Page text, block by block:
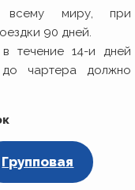
всему миру, при
90 дней.
течение 14-и дней
чартера должно
Групповая